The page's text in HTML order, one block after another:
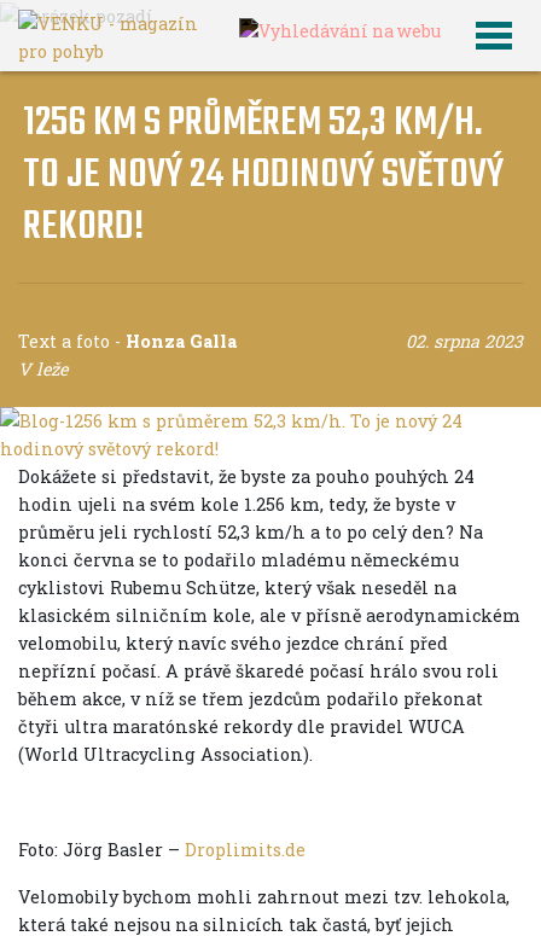
1256 KM S PRŮMĚREM 52,3 KM/H.
TO JE NOVÝ 24 HODINOVÝ SVĚTOVÝ
REKORD!
Text a foto - Honza Galla
02. srpna 2023
V leže
Dokážete si představit, že byste za pouho pouhých 24
hodin ujeli na svém kole 1.256 km, tedy, že byste v
průměru jeli rychlostí 52,3 km/h a to po celý den? Na
konci června se to podařilo mladému německému
cyklistovi Rubemu Schütze, který však neseděl na
klasickém silničním kole, ale v přísně aerodynamickém
velomobilu, který navíc svého jezdce chrání před
nepřízní počasí. A právě škaredé počasí hrálo svou roli
během akce, v níž se třem jezdcům podařilo překonat
čtyři ultra maratónské rekordy dle pravidel WUCA
(World Ultracycling Association).
Foto: Jörg Basler – Droplimits.de
Velomobily bychom mohli zahrnout mezi tzv. lehokola,
která také nejsou na silnicích tak častá, byť jejich